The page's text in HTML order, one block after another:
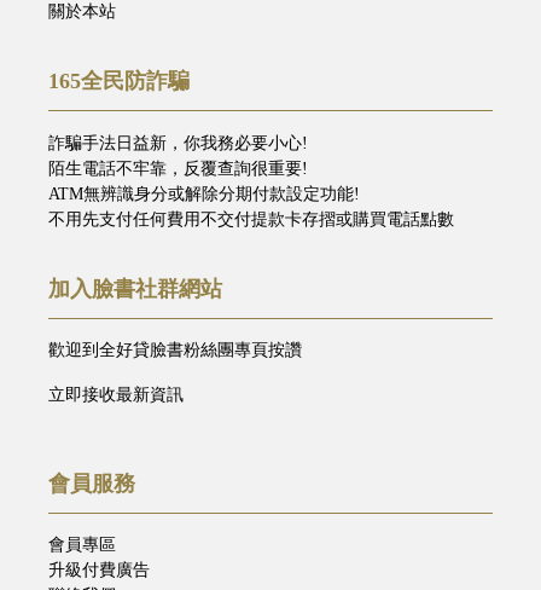
關於本站
165全民防詐騙
詐騙手法日益新，你我務必要小心!
陌生電話不牢靠，反覆查詢很重要!
ATM無辨識身分或解除分期付款設定功能!
不用先支付任何費用不交付提款卡存摺或購買電話點數
加入臉書社群網站
歡迎到全好貸臉書粉絲團專頁按讚
立即接收最新資訊
會員服務
會員專區
升級付費廣告